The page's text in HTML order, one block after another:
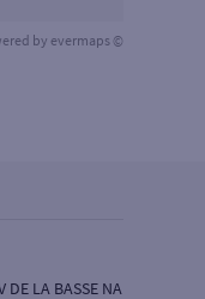
by evermaps ©
DE LA BASSE NA